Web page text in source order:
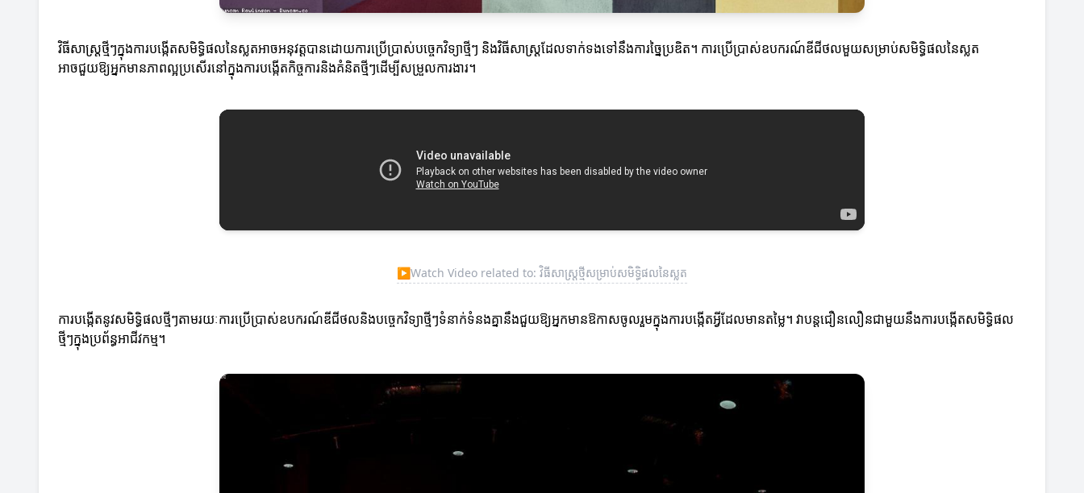
វិធីសាស្ត្រថ្មីៗក្នុងការបង្កើតសមិទ្ធិផលនៃស្លតអាចអនុវត្តបានដោយការប្រើប្រាស់បច្ចេកវិទ្យាថ្មីៗ និងវិធីសាស្ត្រដែលទាក់ទងទៅនឹងការច្នៃប្រឌិត។ ការប្រើប្រាស់ឧបករណ៍ឌីជីថលមួយសម្រាប់សមិទ្ធិផលនៃស្លត
អាចជួយឱ្យអ្នកមានភាពល្អប្រសើរនៅក្នុងការបង្កើតកិច្ចការនិងគំនិតថ្មីៗដើម្បីសម្រួលការងារ។
▶Watch Video related to: វិធីសាស្ត្រថ្មីសម្រាប់សមិទ្ធិផលនៃស្លត
ការបង្កើតនូវសមិទ្ធិផលថ្មីៗតាមរយៈការប្រើប្រាស់ឧបករណ៍ឌីជីថលនិងបច្ចេកវិទ្យាថ្មីៗទំនាក់ទំនងគ្នានឹងជួយឱ្យអ្នកមានឱកាសចូលរួមក្នុងការបង្កើតអ្វីដែលមានតម្លៃ។ វាបន្តជឿនលឿនជាមួយនឹងការបង្កើតសមិទ្ធិផល
ថ្មីៗក្នុងប្រព័ន្ធអាជីវកម្ម។